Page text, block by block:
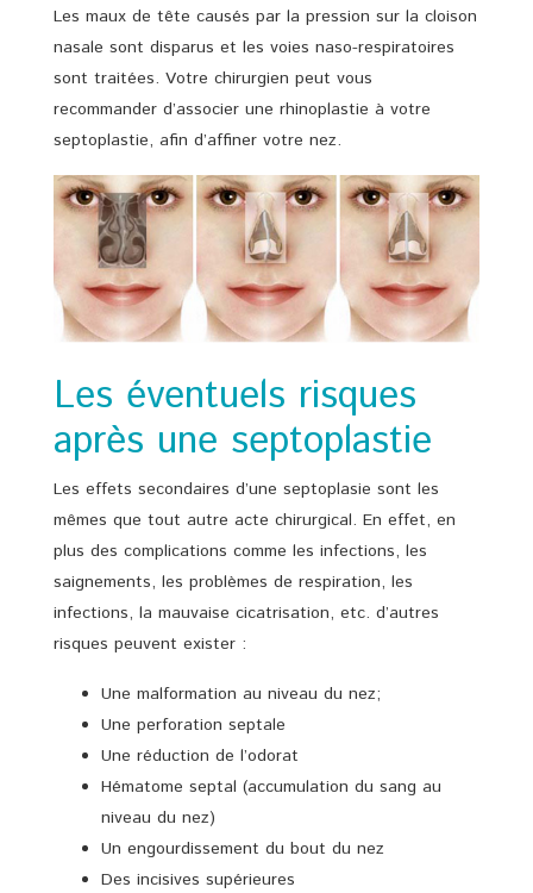
Les maux de tête causés par la pression sur la cloison
nasale sont disparus et les voies naso-respiratoires
sont traitées. Votre chirurgien peut vous
recommander d’associer une rhinoplastie à votre
septoplastie, afin d’affiner votre nez.
Les éventuels risques
après une septoplastie
Les effets secondaires d’une septoplasie sont les
mêmes que tout autre acte chirurgical. En effet, en
plus des complications comme les infections, les
saignements, les problèmes de respiration, les
infections, la mauvaise cicatrisation, etc. d’autres
risques peuvent exister :
Une malformation au niveau du nez;
Une perforation septale
Une réduction de l’odorat
Hématome septal (accumulation du sang au
niveau du nez)
Un engourdissement du bout du nez
Des incisives supérieures